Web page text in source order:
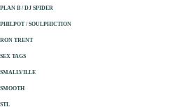
PLAN B / DJ SPIDER
PHILPOT / SOULPHICTION
RON TRENT
SEX TAGS
SMALLVILLE
SMOOTH
STL